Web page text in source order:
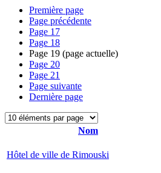
Première page
Page précédente
Page 17
Page 18
Page 19 (page actuelle)
Page 20
Page 21
Page suivante
Dernière page
Nom
Hôtel de ville de Rimouski